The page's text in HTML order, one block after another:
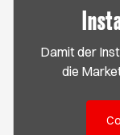
Damit der
die